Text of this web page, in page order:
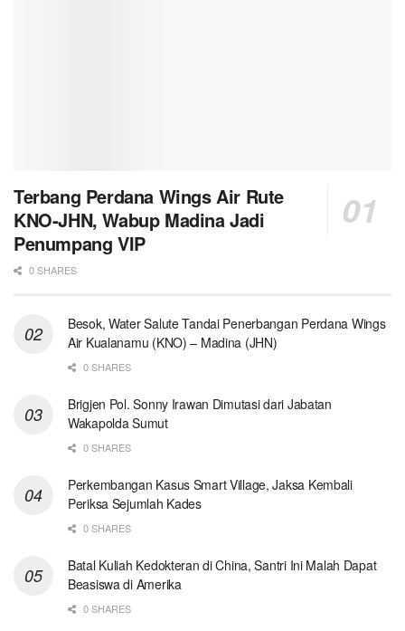
Terbang Perdana Wings Air Rute
KNO-JHN, Wabup Madina Jadi
Penumpang VIP
0 SHARES
Besok, Water Salute Tandai Penerbangan Perdana Wings
Air Kualanamu (KNO) – Madina (JHN)
0 SHARES
Brigjen Pol. Sonny Irawan Dimutasi dari Jabatan
Wakapolda Sumut
0 SHARES
Perkembangan Kasus Smart Village, Jaksa Kembali
Periksa Sejumlah Kades
0 SHARES
Batal Kuliah Kedokteran di China, Santri Ini Malah Dapat
Beasiswa di Amerika
0 SHARES